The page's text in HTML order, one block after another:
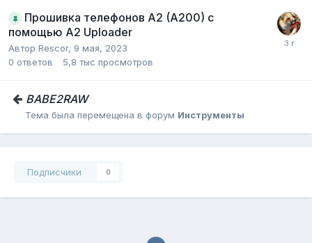
Прошивка телефонов A2 (A200) с
помощью A2 Uploader
Автор Rescor, 9 мая, 2023
0 ответов 5,8 тыс просмотров
BABE2RAW
Тема была перемещена в форум Инструменты
Подписчики 0